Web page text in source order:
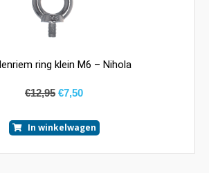
ring klein M6 – Nihola
€12,95 €7,50
In winkelwagen